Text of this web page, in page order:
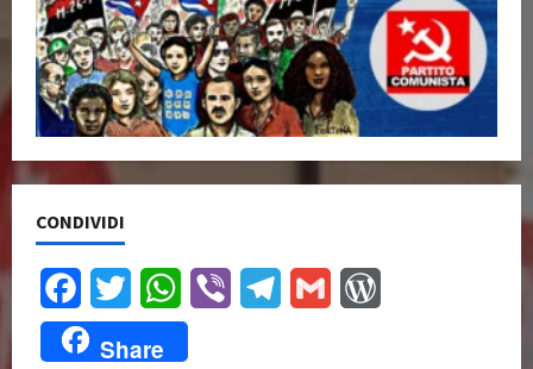
CONDIVIDI
FacebookTwitter WhatsApp
Viber TelegramGmail
Share